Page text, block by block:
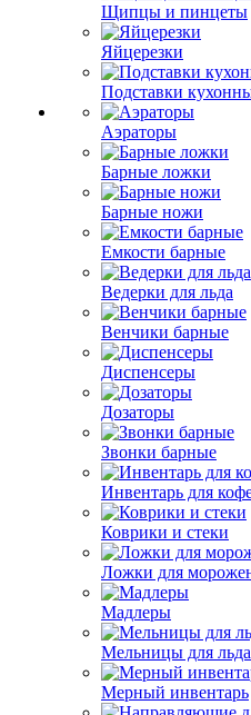
Щипцы и пинцеты
Яйцерезки
Подставки
Аэраторы
Барные ложки
Барные ножи
Емкости барные
Ведерки для льда
Венчики барные
Диспенсеры
Дозаторы
Звонки барные
Инвентарь для
Коврики и стеки
Ложки для
Мадлеры
Мельницы для льда
Мерный инвентарь